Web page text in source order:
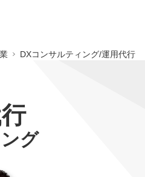
DXコンサルティング/運用代行
グ